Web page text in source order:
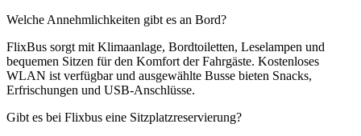
Welche Annehmlichkeiten gibt es an Bord?
FlixBus sorgt mit Klimaanlage, Bordtoiletten, Leselampen und
bequemen Sitzen für den Komfort der Fahrgäste. Kostenloses
WLAN ist verfügbar und ausgewählte Busse bieten Snacks,
Erfrischungen und USB-Anschlüsse.
Gibt es bei Flixbus eine Sitzplatzreservierung?